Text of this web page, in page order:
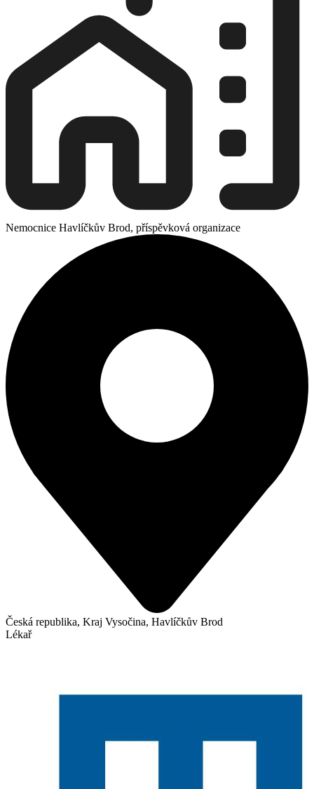
Nemocnice Havlíčkův Brod, příspěvková organizace
Česká republika, Kraj Vysočina, Havlíčkův Brod
Lékař